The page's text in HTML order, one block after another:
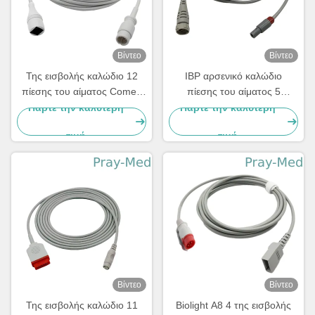
Βίντεο
Της εισβολής καλώδιο 12
πίεσης του αίματος Comen
IBP γκρίζο 3m TPU σακάκι
Πάρτε την καλύτερη
τιμή
Βίντεο
IBP αρσενικό καλώδιο
πίεσης του αίματος 5
καρφιτσών της εισβολής στο
Πάρτε την καλύτερη
τιμή
Βίντεο
Της εισβολής καλώδιο 11
Βίντεο
Biolight A8 4 της εισβολής